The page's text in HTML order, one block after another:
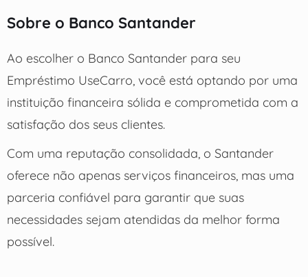
Sobre o Banco Santander
Ao escolher o Banco Santander para seu
Empréstimo UseCarro, você está optando por uma
instituição financeira sólida e comprometida com a
satisfação dos seus clientes.
Com uma reputação consolidada, o Santander
oferece não apenas serviços financeiros, mas uma
parceria confiável para garantir que suas
necessidades sejam atendidas da melhor forma
possível.